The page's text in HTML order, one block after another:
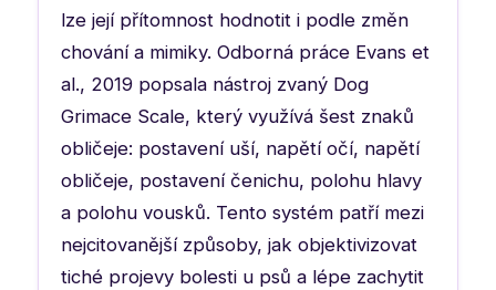
lze její přítomnost hodnotit i podle změn
chování a mimiky. Odborná práce Evans et
al., 2019 popsala nástroj zvaný Dog
Grimace Scale, který využívá šest znaků
obličeje: postavení uší, napětí očí, napětí
obličeje, postavení čenichu, polohu hlavy
a polohu vousků. Tento systém patří mezi
nejcitovanější způsoby, jak objektivizovat
tiché projevy bolesti u psů a lépe zachytit